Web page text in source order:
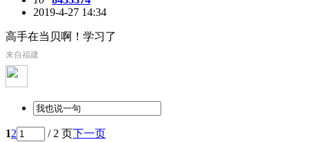
2019-4-27 14:34
高手在当贝啊！学习了
来自福建
12 / 2 页下一页